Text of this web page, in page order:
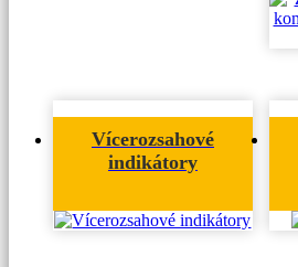
Vícerozsahové
indikátory